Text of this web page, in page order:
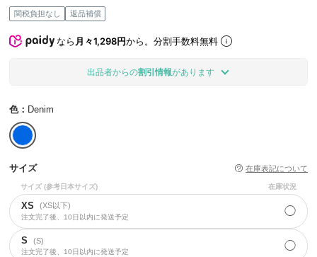
関税負担なし 返品補償
なら 月々1,298円から。分割手数料無料
出品者からの割引情報があります
色： Denim
サイズ 在庫表記について
サイズ (参考日本サイズ) 在庫状況
XS (XS以下)
注文完了後、10日以内に発送予定 ◯
S (S)
注文完了後、10日以内に発送予定 ◯